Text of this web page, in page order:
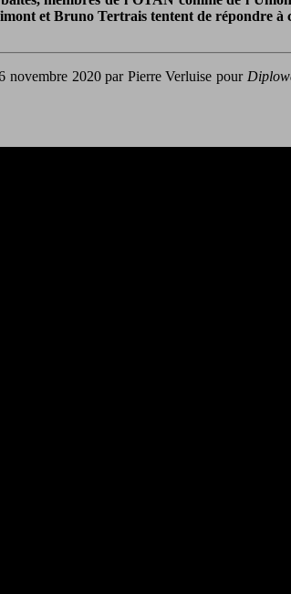
et Bruno Tertrais tentent de répondre à
novembre 2020 par Pierre Verluise pour